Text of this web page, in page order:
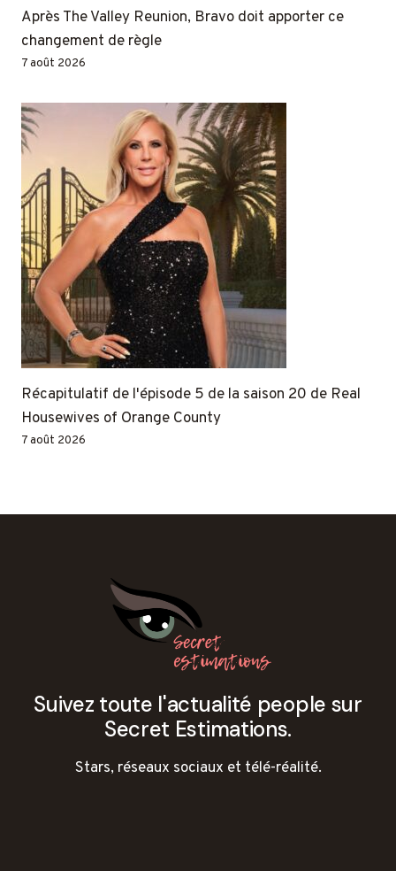
Après The Valley Reunion, Bravo doit apporter ce
changement de règle
7 août 2026
Récapitulatif de l'épisode 5 de la saison 20 de Real
Housewives of Orange County
7 août 2026
Suivez toute l'actualité people sur
Secret Estimations.
Stars, réseaux sociaux et télé-réalité.